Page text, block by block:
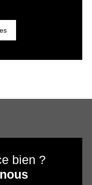
bien ?